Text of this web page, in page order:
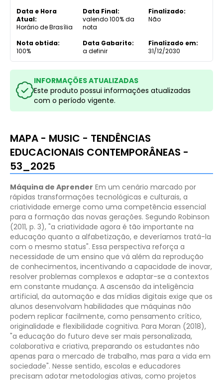
Data e Hora
Atual:
Horário de Brasília
Data Final:
valendo 100% da
nota
Finalizado:
Não
Nota obtida:
100%
Data Gabarito:
a definir
Finalizado em:
31/12/2030
INFORMAÇÕES ATUALIZADAS
Este produto possui informações atualizadas
com o período vigente.
MAPA - MUSIC - TENDÊNCIAS
EDUCACIONAIS CONTEMPORÂNEAS -
53_2025
Máquina de Aprender Em um cenário marcado por
rápidas transformações tecnológicas e culturais, a
criatividade emerge como uma competência essencial
para a formação das novas gerações. Segundo Robinson
(2011, p. 3), "a criatividade agora é tão importante na
educação quanto a alfabetização, e deveríamos tratá-la
com o mesmo status". Essa perspectiva reforça a
necessidade de um ensino que vá além da reprodução
de conhecimentos, incentivando a capacidade de inovar,
resolver problemas complexos e adaptar-se a contextos
em constante mudança. A ascensão da inteligência
artificial, da automação e das mídias digitais exige que os
alunos desenvolvam habilidades que máquinas não
podem replicar facilmente, como pensamento crítico,
originalidade e flexibilidade cognitiva. Para Moran (2018),
"a educação do futuro deve ser mais personalizada,
colaborativa e criativa, preparando os estudantes não
apenas para o mercado de trabalho, mas para a vida em
sociedade". Nesse sentido, escolas e educadores
precisam adotar metodologias ativas, como projetos